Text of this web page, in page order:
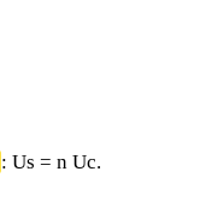
: Us = n Uc.